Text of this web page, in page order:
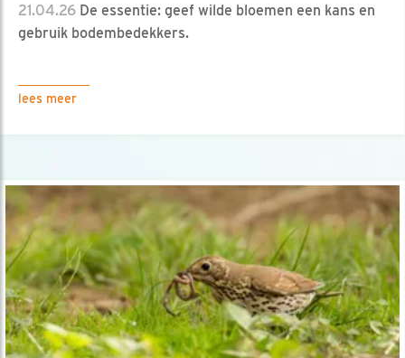
21.04.26 De essentie: geef wilde bloemen een kans en
gebruik bodembedekkers.
lees meer